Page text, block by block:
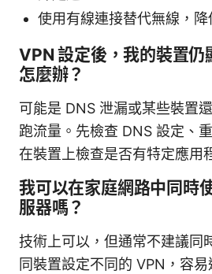
使用有線連接替代無線，降
VPN 設定後，我的裝置仍
怎麼辦？
可能是 DNS 泄漏或某些裝置
跑流量。先檢查 DNS 設定、
在裝置上檢查是否有特定應用
我可以在家庭網路中同時
服器嗎？
技術上可以，但通常不建議同
同裝置設定不同的 VPN，容